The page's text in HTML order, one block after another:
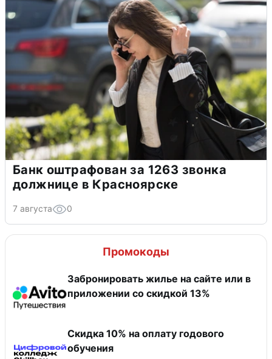
Банк оштрафован за 1263 звонка
должнице в Красноярске
7 августа 0
Промокоды
Забронировать жилье на сайте или в
приложении со скидкой 13%
Скидка 10% на оплату годового
обучения